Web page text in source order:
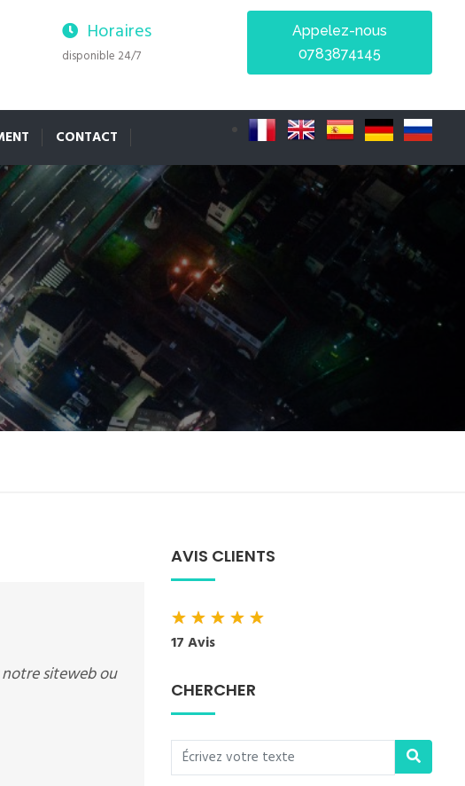
Horaires
disponible 24/7
Appelez-nous
0783874145
CONTACT
notre siteweb ou
AVIS CLIENTS
★★★★★
17 Avis
CHERCHER